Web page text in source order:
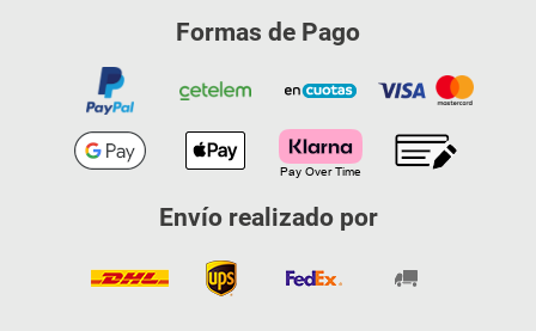
Formas de Pago
Envío realizado por